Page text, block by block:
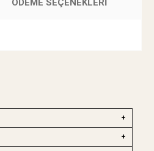
ÖDEME SEÇENEKLERI